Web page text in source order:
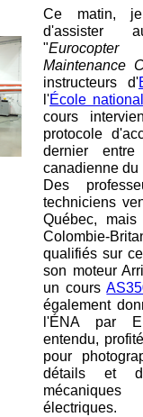
Ce matin,
d'assister
"
Maintenance
instructeurs d'
l'École
cours
protocole
dernier
canadienne du
Des
techniciens
Québec,
Colombie-
qualifiés sur
son moteur
un cours
également
l'ÉNA par
entendu,
pour
détails et
électriques.